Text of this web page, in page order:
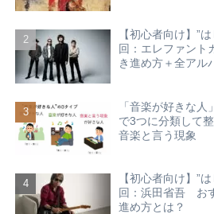
【初心者向け】”
回：エレファン
き進め方＋全アル
「音楽が好きな
で3つに分類して
音楽と言う現象
【初心者向け】”
回：浜田省吾 お
進め方とは？